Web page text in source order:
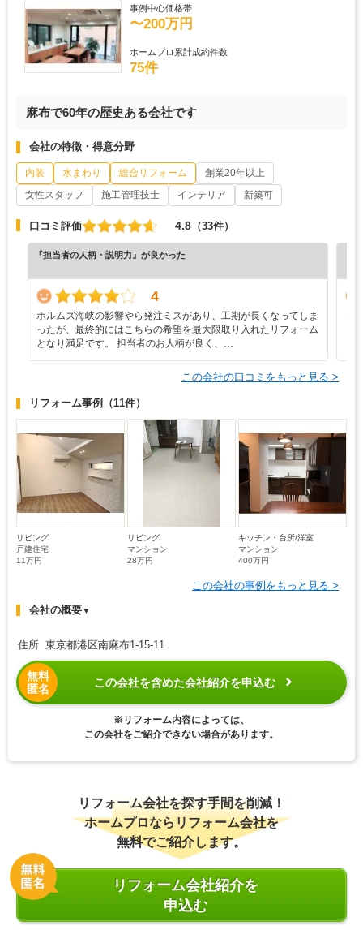
事例中心価格帯
〜200万円
ホームプロ累計成約件数
75件
麻布で60年の歴史ある会社です
会社の特徴・得意分野
内装 水まわり 総合リフォーム
創業20年以上
女性スタッフ
施工管理技士 インテリア 新築可
口コミ評価 4.8 （33件）
『担当者の人柄・説明力』が良かった
4
ホルムズ海峡の影響やら発注ミスがあり、工期が長くなってしま
ったが、最終的にはこちらの希望を最大限取り入れたリフォーム
となり満足です。 担当者のお人柄が良く、…
この会社の口コミをもっと見る >
リフォーム事例 （11件）
リビング
戸建住宅
11万円
リビング
マンション
28万円
キッチン・台所/洋室
マンション
400万円
この会社の事例をもっと見る >
会社の概要▼
住所 東京都港区南麻布1-15-11
無料
匿名
この会社を含めた会社紹介を申込む
※リフォーム内容によっては、
この会社をご紹介できない場合があります。
リフォーム会社を探す手間を削減！
ホームプロならリフォーム会社を
無料でご紹介します。
リフォーム会社紹介を
申込む